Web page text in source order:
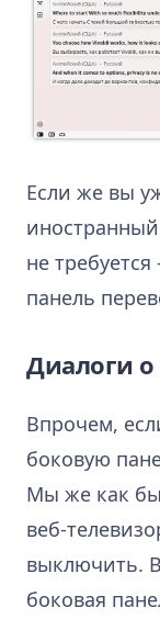
Если же вы
не
панель
Диалоги о
Впрочем,
боковую
Мы же как бы
веб-
выключить.
боковая